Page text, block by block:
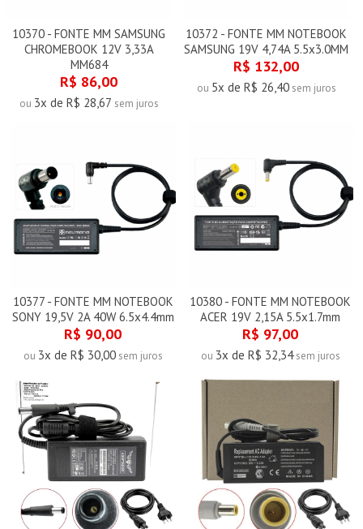
10370 - FONTE MM SAMSUNG
CHROMEBOOK 12V 3,33A
MM684
R$ 86,00
ou 3x de R$ 28,67 sem juros
10372 - FONTE MM NOTEBOOK
SAMSUNG 19V 4,74A 5.5x3.0MM
R$ 132,00
ou 5x de R$ 26,40sem juros
10377 - FONTE MM NOTEBOOK
SONY 19,5V 2A 40W 6.5x4.4mm
R$ 90,00
ou 3x de R$ 30,00sem juros
10380 - FONTE MM NOTEBOOK
ACER 19V 2,15A 5.5x1.7mm
R$ 97,00
ou 3x de R$ 32,34sem juros